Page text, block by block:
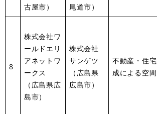
古屋市）
尾道市）
8
株式会社ワ
ールドエリ
アネットワ
ークス
（広島県広
島市）
株式会社
サンゲツ
（広島県
広島市）
不動産・住
成による空